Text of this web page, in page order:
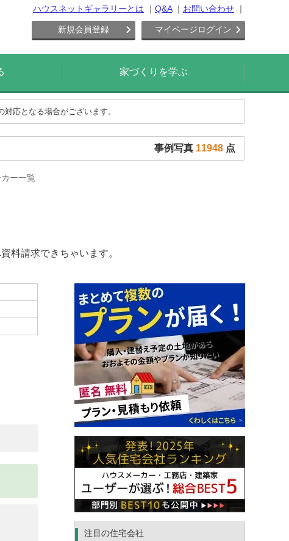
ハウスネットギャラリーとは Q&A お問い合わせ
新規会員登録 マイページログイン
家づくりを学ぶ
応となる場合がございます。
事例写真 11948 点
ー一覧
料請求できちゃいます。
注目の住宅会社